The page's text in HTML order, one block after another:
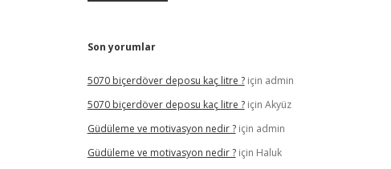
Son yorumlar
5070 biçerdöver deposu kaç litre ?için admin
5070 biçerdöver deposu kaç litre ?için Akyüz
Güdüleme ve motivasyon nedir ?için admin
Güdüleme ve motivasyon nedir ?için Haluk